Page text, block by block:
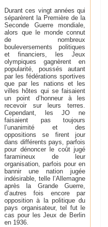
Durant ces vingt années qui
séparèrent la Première de la
Seconde Guerre mondiale,
alors que le monde connut
de nombreux
bouleversements politiques
et financiers, les Jeux
olympiques gagnèrent en
popularité, poussés autant
par les fédérations sportives
que par les nations et les
villes hôtes qui se faisaient
un point d’honneur à les
recevoir sur leurs terres.
Cependant, les JO ne
faisaient pas toujours
l’unanimité et des
oppositions se firent jour
dans différents pays, parfois
pour dénoncer le coût jugé
faramineux de leur
organisation, parfois pour en
bannir une nation jugée
indésirable, telle l’Allemagne
après la Grande Guerre,
d’autres fois encore par
opposition à la politique du
pays organisateur, tel fut le
cas pour les Jeux de Berlin
en 1936.